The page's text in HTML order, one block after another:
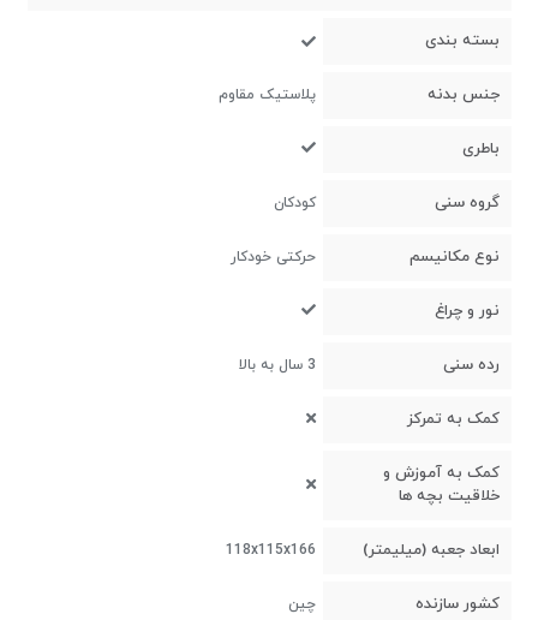
بسته بندی
جنس بدنه پلاستیک مقاوم
باطری
گروه سنی کودکان
نوع مکانیسم حرکتی خودکار
نور و چراغ
رده سنی 3 سال به بالا
کمک به تمرکز
کمک به آموزش و
خلاقیت بچه ها
ابعاد جعبه (میلیمتر) 118x115x166
کشور سازنده چین